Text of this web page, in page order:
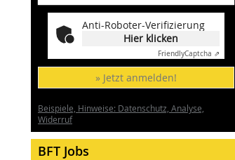
Anti-Roboter-Verifizierung
Hier klicken
FriendlyCaptcha ⇗
» Jetzt anmelden!
Beispiele, Hinweise: Datenschutz, Analyse,
Widerruf
BFT Jobs